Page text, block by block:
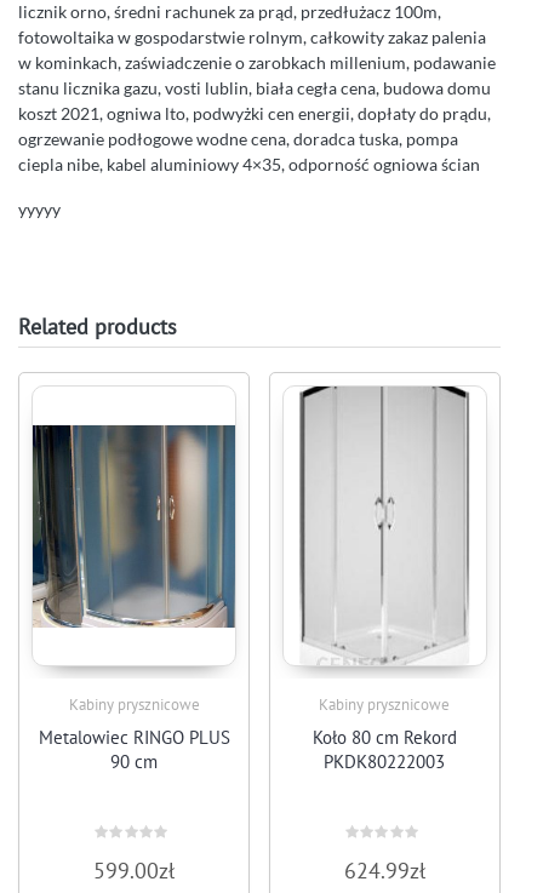
licznik orno, średni rachunek za prąd, przedłużacz 100m,
fotowoltaika w gospodarstwie rolnym, całkowity zakaz palenia
w kominkach, zaświadczenie o zarobkach millenium, podawanie
stanu licznika gazu, vosti lublin, biała cegła cena, budowa domu
koszt 2021, ogniwa lto, podwyżki cen energii, dopłaty do prądu,
ogrzewanie podłogowe wodne cena, doradca tuska, pompa
ciepla nibe, kabel aluminiowy 4×35, odporność ogniowa ścian
yyyyy
Related products
Kabiny prysznicowe
Metalowiec RINGO PLUS
90 cm
0
out
599.00zł
Kabiny prysznicowe
Koło 80 cm Rekord
PKDK80222003
0
out
624.99zł